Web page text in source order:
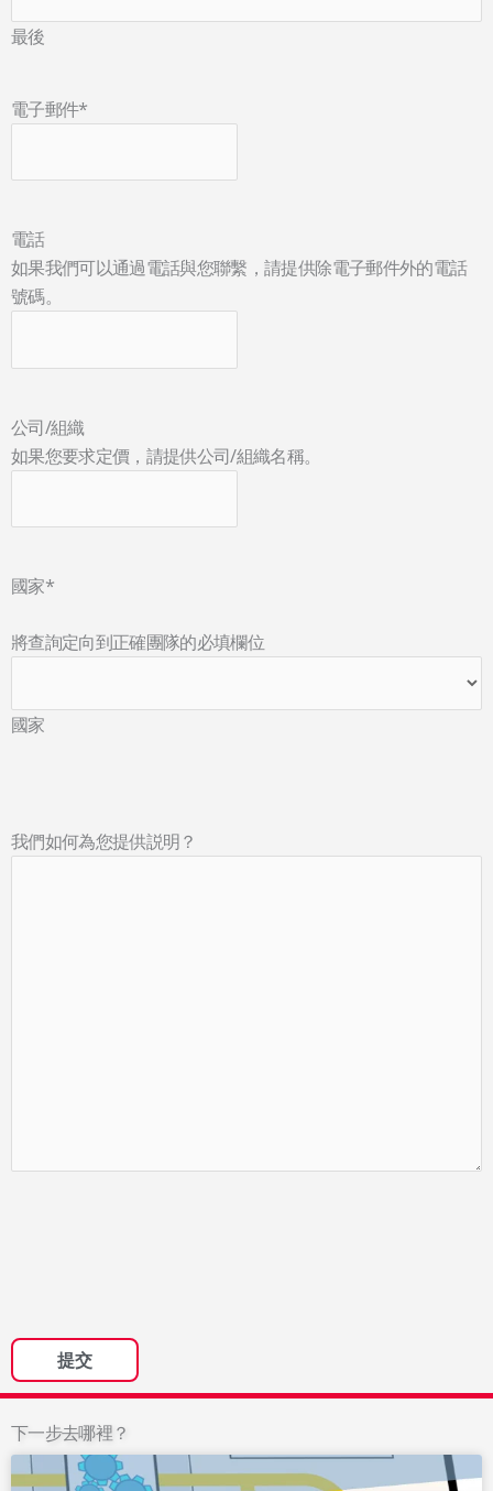
最後
電子郵件*
電話
如果我們可以通過電話與您聯繫，請提供除電子郵件外的電話
號碼。
公司/組織
如果您要求定價，請提供公司/組織名稱。
國家*
將查詢定向到正確團隊的必填欄位
國家
我們如何為您提供説明？
下一步去哪裡？